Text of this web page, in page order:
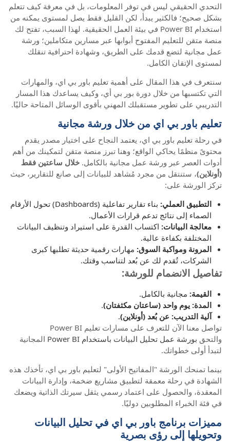
التحدي الحقيقي ليس في توفر المعلومات، بل في معرفة كيف تتعلم
بشكل صحيح؛ فالكثير يبدأ، لكن القليل فقط يصل لمستوى يمكنه من
استخدام Power BI في بيئة العمل الحقيقية. لهذا السبب، تفتح لك
منصة متقن للتعليم المفتوح أبوابها عبر مسارين متكاملين؛ ورشة
عمل مجانية لتضع قدمك على الطريق، وشهادة احترافية تنقلك
لمستوى الإتقان الكامل.
سنتعرف في هذا المقال على أهمية تعليم باور بي اي، والمهارات
التي تكتسبها من خلال دورة بور بي أي، وكيف يساعدك هذا المسار
التدريبي على تطوير مستقبلك المهني بأقوى الوسائل المتاحة حاليًا.
تعليم باور بي اي من خلال ورشة مجانية
في رحلة تعليم باور بي اي، يعتمد النجاح على اختيار مصدر يقدم
محتوىً منظمًا يحاكي الواقع؛ وهنا تبرز منصة متقن لتمكينك من أهم
أدوات العصر عبر ورشة عمل مجانية بالكامل. خلال ساعتين فقط
(أونلاين)، ستنتقل من مجرد مُشاهد للبيانات إلى صانع للتقارير، حيث
تركز الورشة على:
التطبيق العملي:
بناء تقارير تفاعلية (Dashboards) تحول الأرقام
الصماء إلى نتائج تدعم قرارات الأعمال.
معالجة البيانات: اكتساب القدرة على استيراد وتنظيف البيانات
المختلفة بكفاءة عالية.
المرونة ومواكبة السوق: مهارات رقمية حديثة تطلبها كبرى
الشركات، تُقدم لك عن بُعد لتناسب وقتك.
تفاصيل الانضمام للورشة:
القيمة: مجانية بالكامل.
المدة: يوم واحد (ساعتان مكثفتان).
آلية التدريب: عن بُعد (أونلاين).
تواصل معنا الآن للتعرف على مسارات تعليم Power BI
والتحق بورشة عمل تحليل البيانات باستخدام Power BI
المجانية
لتبدأ أولى خطواتك.
بينما تمنحك الورشة "المفاتيح الأولى" لتعليم باور بي اي، تأخذك هذه
الشهادة في رحلة معمقة لتطبيق مشاريع ضخمة، وإدارة البيانات
المعقدة، والحصول على اعتماد رسمي يثقل سيرتك الذاتية ويضعك
في فئة الخبراء المطلوبين دوليًا.
مميزات برنامج باور بي اي في تحليل البيانات
وتحويلها إلى رؤى بصرية